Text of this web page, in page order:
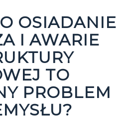
OSIADANIE
I AWARIE
TO
PROBLEM